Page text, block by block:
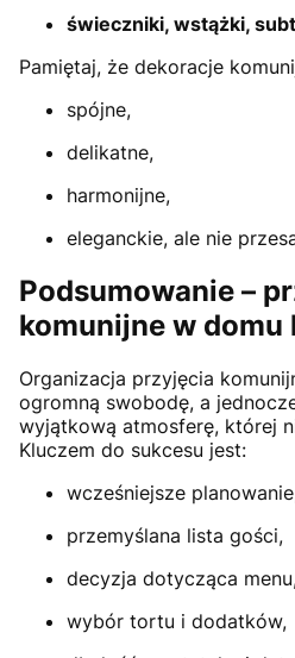
świeczniki, wstążki,
Pamiętaj, że dekoracje
spójne,
delikatne,
harmonijne,
eleganckie, ale nie
Podsumowanie –
komunijne w domu
Organizacja przyjęcia
ogromną swobodę, a
wyjątkową atmosferę, której
Kluczem do sukcesu jest:
wcześniejsze
przemyślana lista gości,
decyzja dotycząca
wybór tortu i dodatków,